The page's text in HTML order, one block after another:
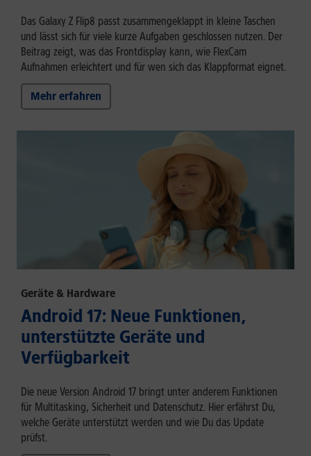
Das Galaxy Z Flip8 passt zusammengeklappt in kleine Taschen
und lässt sich für viele kurze Aufgaben geschlossen nutzen. Der
Beitrag zeigt, was das Frontdisplay kann, wie FlexCam
Aufnahmen erleichtert und für wen sich das Klappformat eignet.
Mehr erfahren
Geräte & Hardware
Android 17: Neue Funktionen,
unterstützte Geräte und
Verfügbarkeit
Die neue Version Android 17 bringt unter anderem Funktionen
für Multitasking, Sicherheit und Datenschutz. Hier erfährst Du,
welche Geräte unterstützt werden und wie Du das Update
prüfst.